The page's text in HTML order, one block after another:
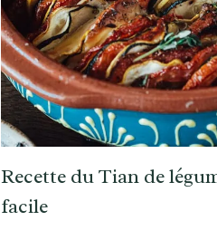
Recette du Tian de
facile